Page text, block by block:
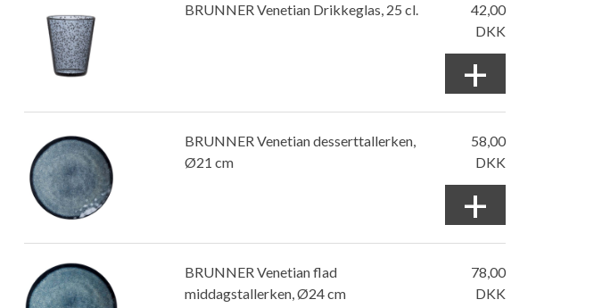
BRUNNER Venetian Drikkeglas, 25 cl.
42,00
DKK
+
BRUNNER Venetian desserttallerken,
Ø21 cm
58,00
DKK
+
BRUNNER Venetian flad
middagstallerken, Ø24 cm
78,00
DKK